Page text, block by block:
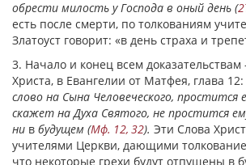
обрести милость у Господа в оный день (
есть после смерти, по толкованиям
Златоуст говорит: «в день страха и
3. Начало и конец всем
Христа, в Евангелии от Матфея, глава 12:
слово на Сына Человеческого, простится
скажет на Духа Святого, не простится
ни в будущем (Мф. 12, 32). Эти Слова
учителями Церкви, дающими
что некоторые грехи будут отпущены в